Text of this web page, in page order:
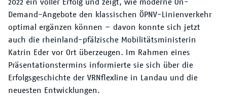
Mobilität
Service
Der VRN
2022 ein voller Erfolg und zeigt, wie moderne On-
Demand-Angebote den klassischen ÖPNV-Linienverkehr
optimal ergänzen können – davon konnte sich jetzt
auch die rheinland-pfälzische Mobilitätsministerin
Katrin Eder vor Ort überzeugen. Im Rahmen eines
Präsentationstermins informierte sie sich über die
Erfolgsgeschichte der VRNflexline in Landau und die
neuesten Entwicklungen.